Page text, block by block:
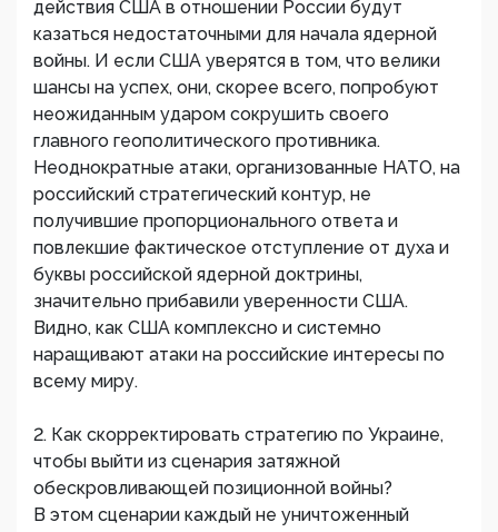
действия США в отношении России будут
казаться недостаточными для начала ядерной
войны. И если США уверятся в том, что велики
шансы на успех, они, скорее всего, попробуют
неожиданным ударом сокрушить своего
главного геополитического противника.
Неоднократные атаки, организованные НАТО, на
российский стратегический контур, не
получившие пропорционального ответа и
повлекшие фактическое отступление от духа и
буквы российской ядерной доктрины,
значительно прибавили уверенности США.
Видно, как США комплексно и системно
наращивают атаки на российские интересы по
всему миру.
2. Как скорректировать стратегию по Украине,
чтобы выйти из сценария затяжной
обескровливающей позиционной войны?
В этом сценарии каждый не уничтоженный